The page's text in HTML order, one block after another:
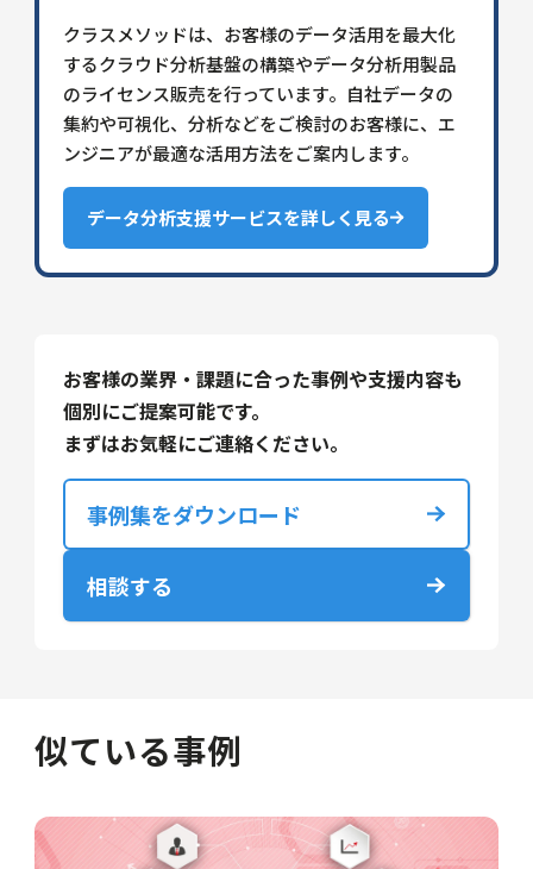
クラスメソッドは、お客様のデータ活用を最大化
するクラウド分析基盤の構築やデータ分析用製品
のライセンス販売を行っています。自社データの
集約や可視化、分析などをご検討のお客様に、エ
ンジニアが最適な活用方法をご案内します。
データ分析支援サービスを詳しく見る
お客様の業界・課題に合った事例や支援内容も
個別にご提案可能です。
まずはお気軽にご連絡ください。
事例集をダウンロード
相談する
似ている事例